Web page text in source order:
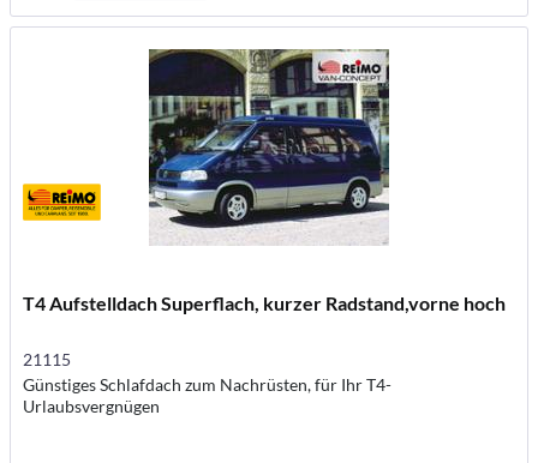
T4 Aufstelldach Superflach, kurzer Radstand,vorne hoch
21115
Günstiges Schlafdach zum Nachrüsten, für Ihr T4-
Urlaubsvergnügen